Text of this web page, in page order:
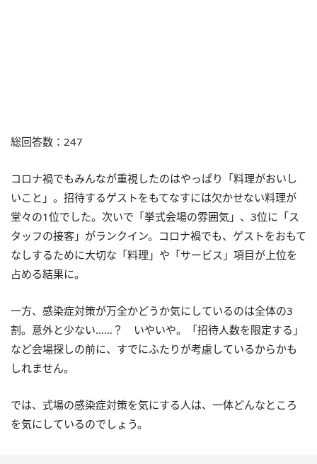
総回答数：247
コロナ禍でもみんなが重視したのはやっぱり「料理がおいし
いこと」。招待するゲストをもてなすには欠かせない料理が
堂々の1位でした。次いで「挙式会場の雰囲気」、3位に「ス
タッフの接客」がランクイン。コロナ禍でも、ゲストをおもて
なしするために大切な「料理」や「サービス」項目が上位を
占める結果に。
一方、感染症対策が万全かどうか気にしているのは全体の3
割。意外と少ない……？ いやいや。「招待人数を限定する」
など会場探しの前に、すでにふたりが考慮しているからかも
しれません。
では、式場の感染症対策を気にする人は、一体どんなところ
を気にしているのでしょう。